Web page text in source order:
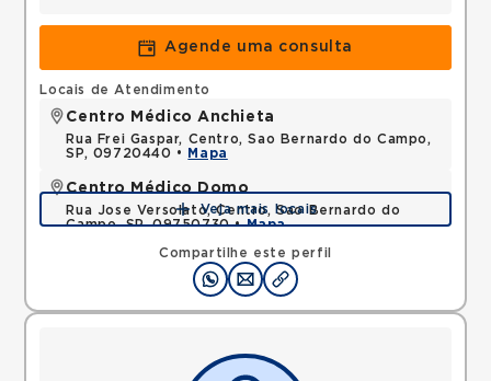
Agende uma consulta
Compartilhe este perfil
Locais de Atendimento
Centro Médico Anchieta
Rua Frei Gaspar, Centro, Sao Bernardo do Campo,
SP, 09720440 •
Mapa
Centro Médico Domo
Rua Jose Versolato, Centro, Sao Bernardo do
Campo, SP, 09750730 •Mapa
Veja mais locais